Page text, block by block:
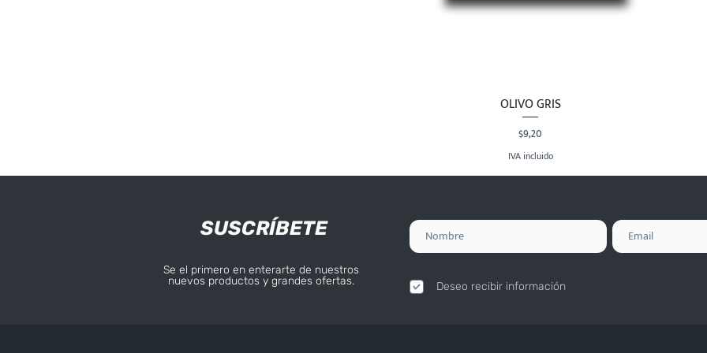
Vista rápida
OLIVO GRIS
Precio
$9,20
IVA incluido
SUSCRÍBETE
Se el primero en enterarte de nuestros
nuevos productos y grandes ofertas.
Deseo recibir información